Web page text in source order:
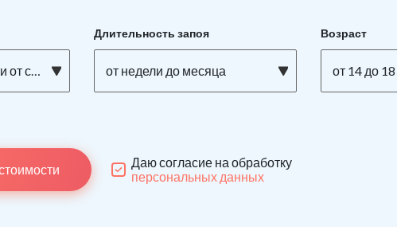
Длительность запоя
от недели до месяца
Возраст
от 14 до 18
Даю согласие на обработку
персональных данных